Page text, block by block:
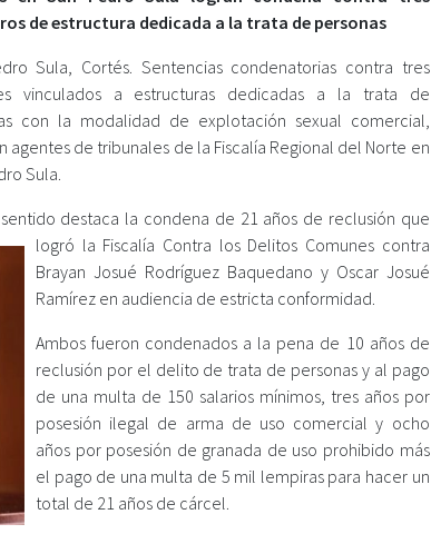
de estructura dedicada a la trata de personas
Sula, Cortés. Sentencias condenatorias contra tres
vinculados a estructuras dedicadas a la trata de
con la modalidad de explotación sexual comercial,
agentes de tribunales de la Fiscalía Regional del Norte en
Sula.
destaca la condena de 21 años de reclusión que
logró la Fiscalía Contra los Delitos Comunes contra
Brayan Josué Rodríguez Baquedano y Oscar Josué
Ramírez en audiencia de estricta conformidad.
Ambos fueron condenados a la pena de 10 años de
reclusión por el delito de trata de personas y al pago
de una multa de 150 salarios mínimos, tres años por
posesión ilegal de arma de uso comercial y ocho
años por posesión de granada de uso prohibido más
el pago de una multa de 5 mil lempiras para hacer un
total de 21 años de cárcel.